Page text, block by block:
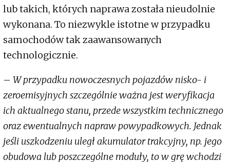
lub takich, których naprawa została nieudolnie
wykonana. To niezwykle istotne w przypadku
samochodów tak zaawansowanych
technologicznie.
– W przypadku nowoczesnych pojazdów nisko- i
zeroemisyjnych szczególnie ważna jest weryfikacja
ich aktualnego stanu, przede wszystkim technicznego
oraz ewentualnych napraw powypadkowych. Jednak
jeśli uszkodzeniu uległ akumulator trakcyjny, np. jego
obudowa lub poszczególne moduły, to w grę wchodzi